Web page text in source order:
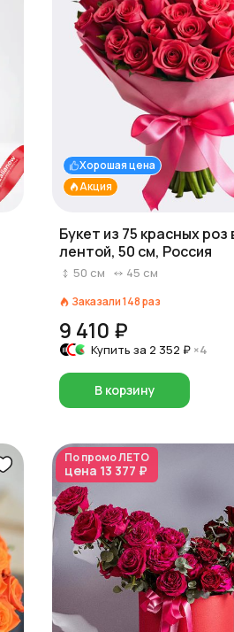
Акция
Хорошая цена
Букет из 75 красных роз
лентой, 50 см, Россия
50 см 45 см
Заказали148раз
9 410 ₽
Купить за 2 352 ₽ ×4
В корзину
По промоЛЕТО
цена 13 377 ₽